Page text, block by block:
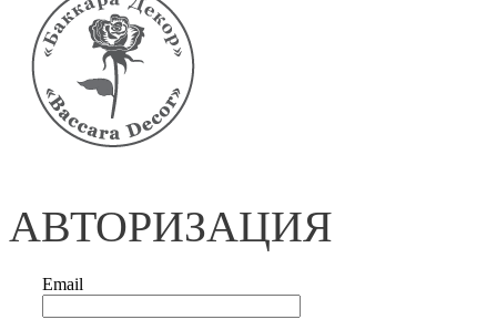
АВТОРИЗАЦИЯ
Email